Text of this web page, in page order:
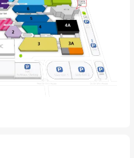
心结构。Schleich、Ty
、哈利·波特等授权，将
事化、收藏化体系，推
的作用，正在从“拉新”
的厂商和客户参加。已